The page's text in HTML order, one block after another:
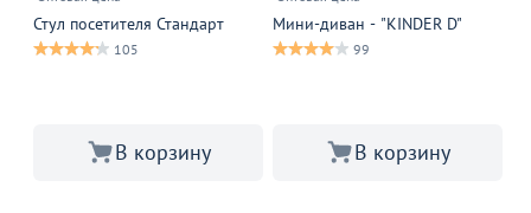
Стул посетителя Стандарт
105
В корзину
Мини-диван - "KINDER D"
99
В корзину